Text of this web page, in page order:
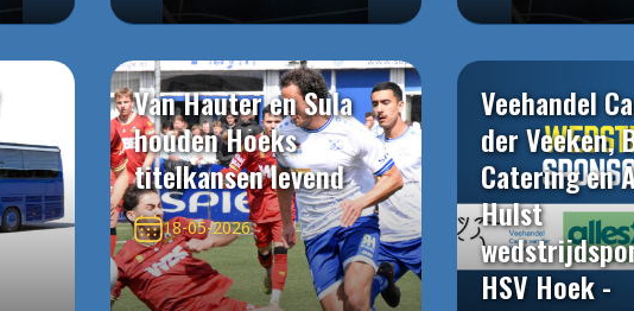
Van Hauter en Sula
houden Hoeks
titelkansen levend
18-05-2026
Veehandel
der Veeken,
Catering en
Hulst
HSV Hoek -